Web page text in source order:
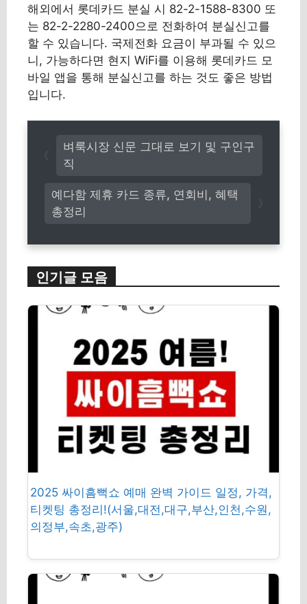
해외에서 롯데카드 분실 시 82-2-1588-8300 또
는 82-2-2280-2400으로 전화하여 분실신고를
할 수 있습니다. 국제전화 요금이 부과될 수 있으
니, 가능하다면 현지 WiFi를 이용해 롯데카드 모
바일 앱을 통해 분실신고를 하는 것도 좋은 방법
입니다.
예다함 제휴 카드 종류, 연회비, 혜택
총정리
벼룩시장 신문 그대로 보기 및 구인구
직
인기글 모음
2025 싸이흠뻑쇼 예매 완벽 가이드 일정, 가격,
티켓팅 총정리!(서울,대전,대구,부산,인천,수원,
의정부,속초,광주)